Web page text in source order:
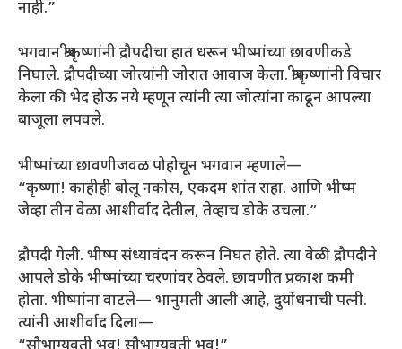
नाही.”
भगवान श्रीकृष्णांनी द्रौपदीचा हात धरून भीष्मांच्या छावणीकडे
निघाले. द्रौपदीच्या जोत्यांनी जोरात आवाज केला. श्रीकृष्णांनी विचार
केला की भेद होऊ नये म्हणून त्यांनी त्या जोत्यांना काढून आपल्या
बाजूला लपवले.
भीष्मांच्या छावणीजवळ पोहोचून भगवान म्हणाले—
“कृष्णा! काहीही बोलू नकोस, एकदम शांत राहा. आणि भीष्म
जेव्हा तीन वेळा आशीर्वाद देतील, तेव्हाच डोके उचला.”
द्रौपदी गेली. भीष्म संध्यावंदन करून निघत होते. त्या वेळी द्रौपदीने
आपले डोके भीष्मांच्या चरणांवर ठेवले. छावणीत प्रकाश कमी
होता. भीष्मांना वाटले— भानुमती आली आहे, दुर्योधनाची पत्नी.
त्यांनी आशीर्वाद दिला—